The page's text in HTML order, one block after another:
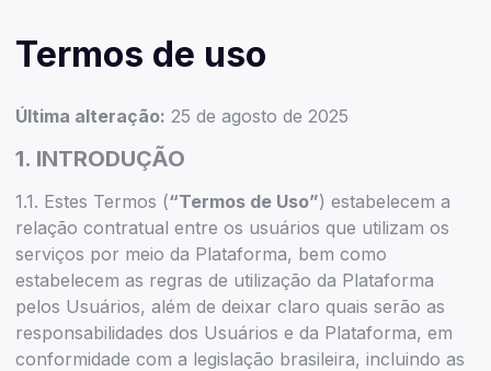
Termos de uso
Última alteração: 25 de agosto de 2025
1. INTRODUÇÃO
1.1. Estes Termos (“Termos de Uso”) estabelecem a
relação contratual entre os usuários que utilizam os
serviços por meio da Plataforma, bem como
estabelecem as regras de utilização da Plataforma
pelos Usuários, além de deixar claro quais serão as
responsabilidades dos Usuários e da Plataforma, em
conformidade com a legislação brasileira, incluindo as